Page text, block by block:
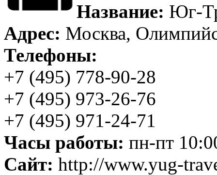
Название: Юг-
Адрес: Москва,
Телефоны:
+7 (495) 778-90-28
+7 (495) 973-26-76
+7 (495) 971-24-71
Часы работы: пн-пт
Сайт: http://www.yug-